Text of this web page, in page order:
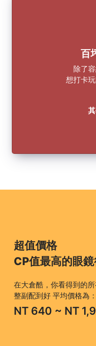
百
除了
想打卡
超值價格
CP值最高的眼
在大倉酷，你看得到的
整副配到好 平均價格為：
NT 640 ~ NT